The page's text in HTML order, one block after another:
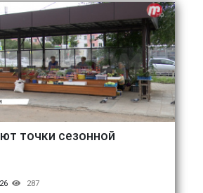
точки сезонной
287